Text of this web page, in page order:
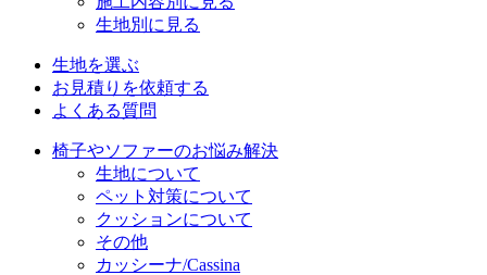
生地別に見る
生地を選ぶ
お見積りを依頼する
よくある質問
椅子やソファーのお悩み解決
生地について
ペット対策について
クッションについて
その他
カッシーナ/Cassina